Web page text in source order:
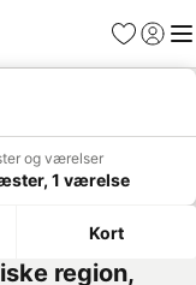
Favoritter
Log ind
og værelser
1 værelse
Kort
region,